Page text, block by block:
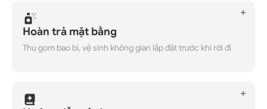
Hoàn trả mặt bằng
Thu gom bao bì, vệ sinh không gian lắp đặt trước khi rời đi